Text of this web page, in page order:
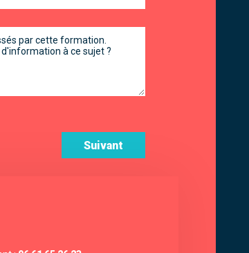
Suivant